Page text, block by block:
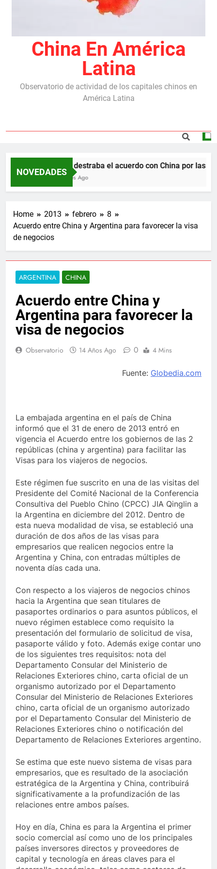
China En América
Latina
Observatorio de actividad de los capitales chinos en
América Latina
NOVEDADES
Milei destraba el acuerdo con China por las
5 Meses Ago
Home 2013 febrero
8
Acuerdo entre China y Argentina para favorecer la visa
de negocios
ARGENTINA CHINA
Acuerdo entre China y
Argentina para favorecer la
visa de negocios
Observatorio 14 Años Ago 0 4 Mins
Fuente: Globedia.com
La embajada argentina en el país de China
informó que el 31 de enero de 2013 entró en
vigencia el Acuerdo entre los gobiernos de las 2
repúblicas (china y argentina) para facilitar las
Visas para los viajeros de negocios.
Este régimen fue suscrito en una de las visitas del
Presidente del Comité Nacional de la Conferencia
Consultiva del Pueblo Chino (CPCC) JIA Qinglin a
la Argentina en diciembre del 2012. Dentro de
esta nueva modalidad de visa, se estableció una
duración de dos años de las visas para
empresarios que realicen negocios entre la
Argentina y China, con entradas múltiples de
noventa días cada una.
Con respecto a los viajeros de negocios chinos
hacia la Argentina que sean titulares de
pasaportes ordinarios o para asuntos públicos, el
nuevo régimen establece como requisito la
presentación del formulario de solicitud de visa,
pasaporte válido y foto. Además exige contar uno
de los siguientes tres requisitos: nota del
Departamento Consular del Ministerio de
Relaciones Exteriores chino, carta oficial de un
organismo autorizado por el Departamento
Consular del Ministerio de Relaciones Exteriores
chino, carta oficial de un organismo autorizado
por el Departamento Consular del Ministerio de
Relaciones Exteriores chino o notificación del
Departamento de Relaciones Exteriores argentino.
Se estima que este nuevo sistema de visas para
empresarios, que es resultado de la asociación
estratégica de la Argentina y China, contribuirá
significativamente a la profundización de las
relaciones entre ambos países.
Hoy en día, China es para la Argentina el primer
socio comercial así como uno de los principales
países inversores directos y proveedores de
capital y tecnología en áreas claves para el